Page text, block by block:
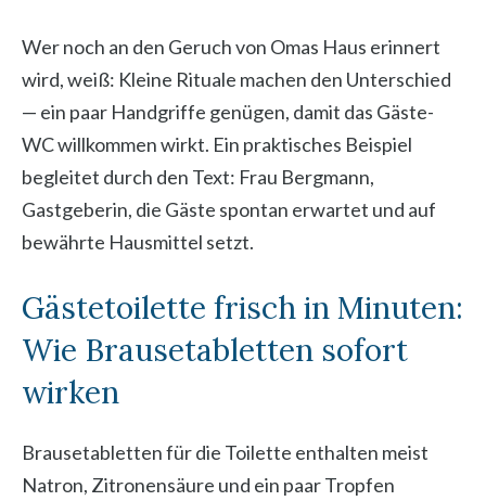
Wer noch an den Geruch von Omas Haus erinnert
wird, weiß: Kleine Rituale machen den Unterschied
— ein paar Handgriffe genügen, damit das Gäste-
WC willkommen wirkt. Ein praktisches Beispiel
begleitet durch den Text: Frau Bergmann,
Gastgeberin, die Gäste spontan erwartet und auf
bewährte Hausmittel setzt.
Gästetoilette frisch in Minuten:
Wie Brausetabletten sofort
wirken
Brausetabletten für die Toilette enthalten meist
Natron, Zitronensäure und ein paar Tropfen